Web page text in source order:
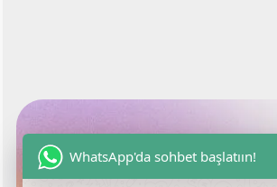
WhatsApp'da sohbet başlatıın!